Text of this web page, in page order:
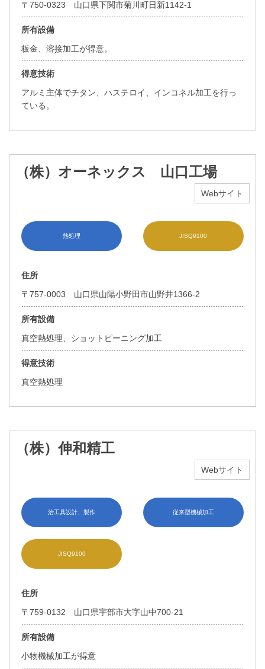
〒750-0323 山口県下関市菊川町日新1142-1
所有設備
板金、溶接加工が得意。
得意技術
アルミ主体でチタン、ハステロイ、インコネル加工を行っ
ている。
（株）オーネックス 山口工場
Webサイト
熱処理 JISQ9100
住所
〒757-0003 山口県山陽小野田市山野井1366-2
所有設備
真空熱処理、ショットピーニング加工
得意技術
真空熱処理
（株）伸和精工
Webサイト
治工具設計、製作 従来型機械加工
JISQ9100
住所
〒759-0132 山口県宇部市大字山中700-21
所有設備
小物機械加工が得意